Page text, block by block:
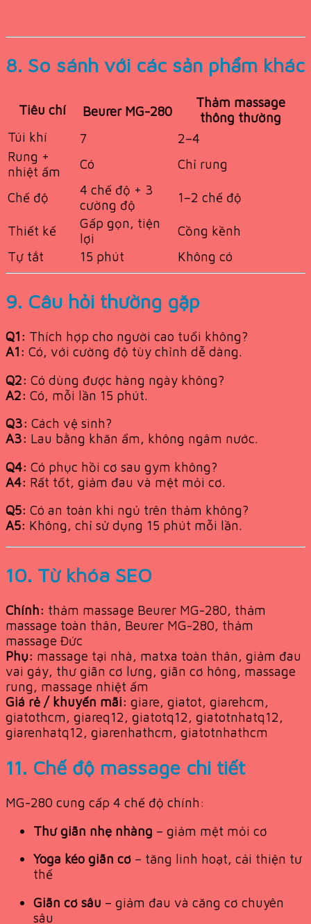
8. So sánh với các sản phẩm khác
Tiêu chí Beurer MG-280
Thảm massage
thông thường
Túi khí
7
2–4
Rung +
nhiệt ấm
Có Chỉ rung
Chế độ
4 chế độ + 3
cường độ
1–2 chế độ
Thiết kế
Gấp gọn, tiện
lợi
Cồng kềnh
Tự tắt
15 phút Không có
9. Câu hỏi thường gặp
Q1: Thích hợp cho người cao tuổi không?
A1: Có, với cường độ tùy chỉnh dễ dàng.
Q2: Có dùng được hàng ngày không?
A2: Có, mỗi lần 15 phút.
Q3: Cách vệ sinh?
A3: Lau bằng khăn ẩm, không ngâm nước.
Q4: Có phục hồi cơ sau gym không?
A4: Rất tốt, giảm đau và mệt mỏi cơ.
Q5: Có an toàn khi ngủ trên thảm không?
A5: Không, chỉ sử dụng 15 phút mỗi lần.
10. Từ khóa SEO
Chính: thảm massage Beurer MG-280, thảm
massage toàn thân, Beurer MG-280, thảm
massage Đức
Phụ: massage tại nhà, matxa toàn thân, giảm đau
vai gáy, thư giãn cơ lưng, giãn cơ hông, massage
rung, massage nhiệt ấm
Giá rẻ / khuyến mãi: giare, giatot, giarehcm,
giatothcm, giareq12, giatotq12, giatotnhatq12,
giarenhatq12, giarenhathcm, giatotnhathcm
11. Chế độ massage chi tiết
MG-280 cung cấp 4 chế độ chính:
Thư giãn nhẹ nhàng – giảm mệt mỏi cơ
Yoga kéo giãn cơ – tăng linh hoạt, cải thiện tư
thế
Giãn cơ sâu – giảm đau và căng cơ chuyên
sâu